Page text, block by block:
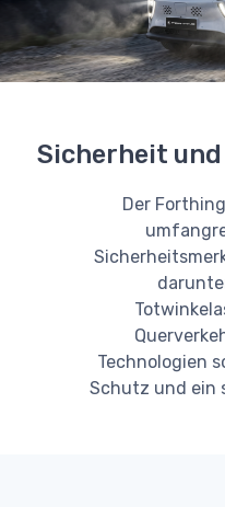
Sicherheit
Der
Technologien
Schutz und ein